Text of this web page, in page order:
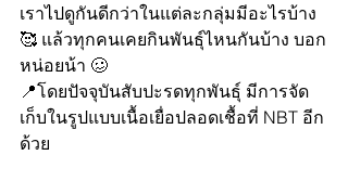
เราไปดูกันดีกว่าในแต่ละกลุ่มมีอะไรบ้าง
🥰 แล้วทุกคนเคยกินพันธุ์ไหนกันบ้าง บอก
หน่อยน้า 🥴
📍โดยปัจจุบันสับปะรดทุกพันธุ์ มีการจัด
เก็บในรูปแบบเนื้อเยื่อปลอดเชื้อที่ NBT อีก
ด้วย